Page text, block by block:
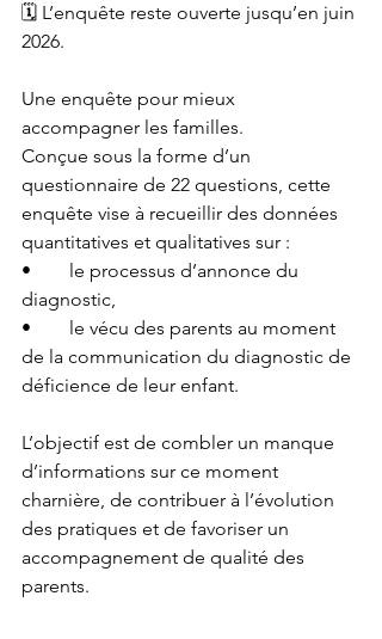
🗓️ L’enquête reste ouverte jusqu’en juin
2026.
Une enquête pour mieux
accompagner les familles.
Conçue sous la forme d’un
questionnaire de 22 questions, cette
enquête vise à recueillir des données
quantitatives et qualitatives sur :
•	le processus d’annonce du
diagnostic,
•	le vécu des parents au moment
de la communication du diagnostic de
déficience de leur enfant.
L’objectif est de combler un manque
d’informations sur ce moment
charnière, de contribuer à l’évolution
des pratiques et de favoriser un
accompagnement de qualité des
parents.